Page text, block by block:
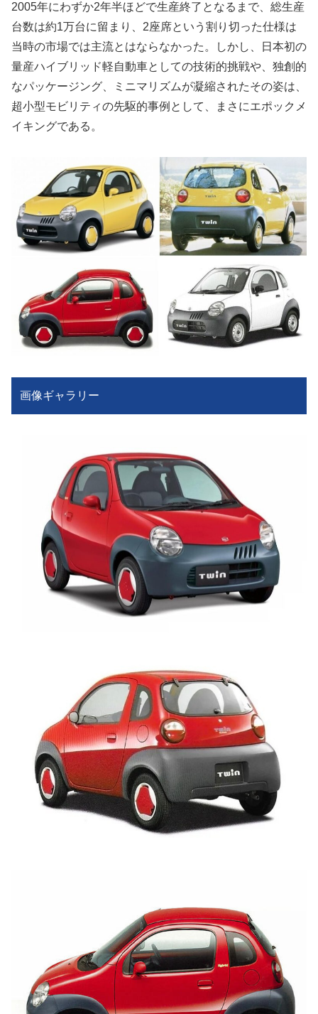
2005年にわずか2年半ほどで生産終了となるまで、総生産
台数は約1万台に留まり、2座席という割り切った仕様は
当時の市場では主流とはならなかった。しかし、日本初の
量産ハイブリッド軽自動車としての技術的挑戦や、独創的
なパッケージング、ミニマリズムが凝縮されたその姿は、
超小型モビリティの先駆的事例として、まさにエポックメ
イキングである。
画像ギャラリー